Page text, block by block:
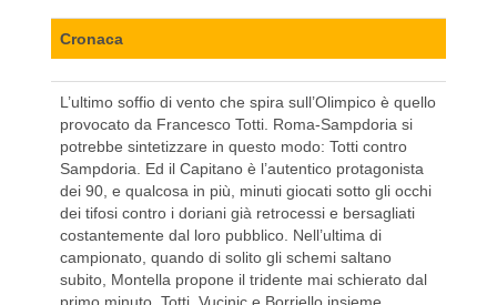
Cronaca
L’ultimo soffio di vento che spira sull’Olimpico è quello
provocato da Francesco Totti. Roma-Sampdoria si
potrebbe sintetizzare in questo modo: Totti contro
Sampdoria. Ed il Capitano è l’autentico protagonista
dei 90, e qualcosa in più, minuti giocati sotto gli occhi
dei tifosi contro i doriani già retrocessi e bersagliati
costantemente dal loro pubblico. Nell’ultima di
campionato, quando di solito gli schemi saltano
subito, Montella propone il tridente mai schierato dal